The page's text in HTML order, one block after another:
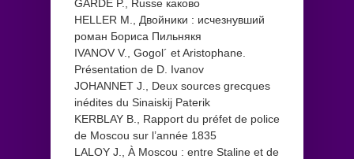
GARDE P., Russe каково
HELLER M., Двойники : исчезнувший
роман Бориса Пильнякя
IVANOV V., Gogol´ et Aristophane.
Présentation de D. Ivanov
JOHANNET J., Deux sources grecques
inédites du Sinaiskij Paterik
KERBLAY B., Rapport du préfet de police
de Moscou sur l’année 1835
LALOY J., À Moscou : entre Staline et de